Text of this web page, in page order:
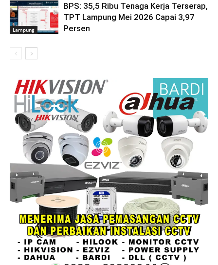
Lampung
BPS: 35,5 Ribu Tenaga Kerja Terserap,
TPT Lampung Mei 2026 Capai 3,97
Persen